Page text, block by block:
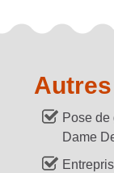
Pose de
Dame